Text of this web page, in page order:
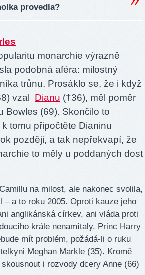
provedla?
monarchie výrazně
podobná aféra: milostný
trůnu. Prosáklo se, že i když
vzal Dianu (†36), měl poměr
Bowles (69). Skončilo to
tomu připočtěte Dianinu
později, a tak nepřekvapí, že
to měly u poddaných dost
na milost, ale nakonec svolila,
– a to roku 2005. Oproti kauze jeho
anglikánská církev, ani vláda proti
krále nenamítaly. Princ Harry
mít problém, požádá-li o ruku
Meghan Markle (35). Kromě
i rozvody dcery Anne (66)